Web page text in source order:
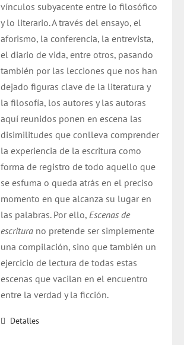
vínculos subyacente entre lo filosófico
y lo literario. A través del ensayo, el
aforismo, la conferencia, la entrevista,
el diario de vida, entre otros, pasando
también por las lecciones que nos han
dejado figuras clave de la literatura y
la filosofía, los autores y las autoras
aquí reunidos ponen en escena las
disimilitudes que conlleva comprender
la experiencia de la escritura como
forma de registro de todo aquello que
se esfuma o queda atrás en el preciso
momento en que alcanza su lugar en
las palabras. Por ello,Escenas de
escritura no pretende ser simplemente
una compilación, sino que también un
ejercicio de lectura de todas estas
escenas que vacilan en el encuentro
entre la verdad y la ficción.
Detalles